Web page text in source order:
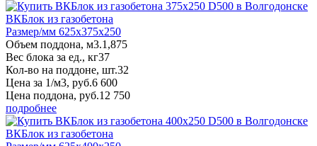
ВКБлок из газобетона
Размер/мм 625x375x250
Объем поддона, м3.1,875
Вес блока за ед., кг37
Кол-во на поддоне, шт.32
Цена за 1/м3, руб.6 600
Цена поддона, руб.12 750
подробнее
ВКБлок из газобетона